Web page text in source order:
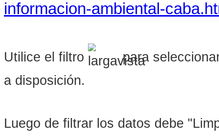
informacion-ambiental-
Utilice el filtro
para
a disposición.
Luego de filtrar los datos debe